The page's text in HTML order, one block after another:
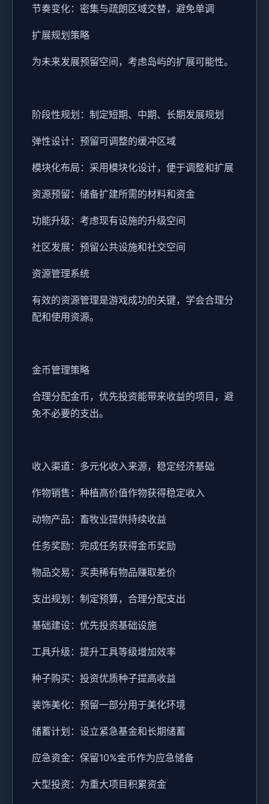
节奏变化：密集与疏朗区域交替，避免单调
扩展规划策略
为未来发展预留空间，考虑岛屿的扩展可能性。
阶段性规划：制定短期、中期、长期发展规划
弹性设计：预留可调整的缓冲区域
模块化布局：采用模块化设计，便于调整和扩展
资源预留：储备扩建所需的材料和资金
功能升级：考虑现有设施的升级空间
社区发展：预留公共设施和社交空间
资源管理系统
有效的资源管理是游戏成功的关键，学会合理分
配和使用资源。
金币管理策略
合理分配金币，优先投资能带来收益的项目，避
免不必要的支出。
收入渠道：多元化收入来源，稳定经济基础
作物销售：种植高价值作物获得稳定收入
动物产品：畜牧业提供持续收益
任务奖励：完成任务获得金币奖励
物品交易：买卖稀有物品赚取差价
支出规划：制定预算，合理分配支出
基础建设：优先投资基础设施
工具升级：提升工具等级增加效率
种子购买：投资优质种子提高收益
装饰美化：预留一部分用于美化环境
储蓄计划：设立紧急基金和长期储蓄
应急资金：保留10%金币作为应急储备
大型投资：为重大项目积累资金